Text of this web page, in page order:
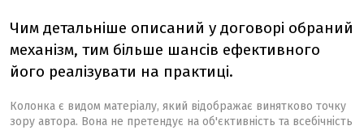
Чим детальніше описаний у договорі обраний
механізм, тим більше шансів ефективного
його реалізувати на практиці.
Колонка є видом матеріалу, який відображає винятково точку
зору автора. Вона не претендує на об'єктивність та всебічність